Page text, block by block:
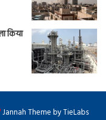
किया
Jannah Theme by TieLabs